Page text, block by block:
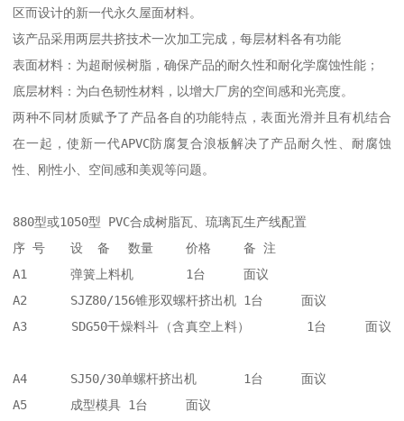
区而设计的新一代永久屋面材料。
该产品采用两层共挤技术一次加工完成，每层材料各有功能
表面材料：为超耐候树脂，确保产品的耐久性和耐化学腐蚀性能；
底层材料：为白色韧性材料，以增大厂房的空间感和光亮度。
两种不同材质赋予了产品各自的功能特点，表面光滑并且有机结合
在一起，使新一代APVC防腐复合浪板解决了产品耐久性、耐腐蚀
性、刚性小、空间感和美观等问题。
880型或1050型 PVC合成树脂瓦、琉璃瓦生产线配置
序 号	设  备	数量	价格	备 注
A1	弹簧上料机 	1台	面议
A2	SJZ80/156锥形双螺杆挤出机	1台	面议
A3	SDG50干燥料斗（含真空上料）	1台	面议
A4	SJ50/30单螺杆挤出机	1台	面议
A5	成型模具	1台	面议